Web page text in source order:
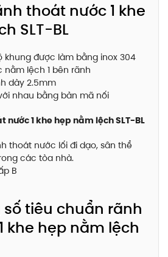
thoát nước 1 khe
SLT-BL
khung được làm bằng inox 304
nằm lệch 1 bên rãnh
dày 2.5mm
nhau bằng bản mã nối
1 khe hẹp nằm lệch SLT-BL
thoát nước lối đi dạo, sân thể
các tòa nhà.
B
tiêu chuẩn rãnh
khe hẹp nằm lệch